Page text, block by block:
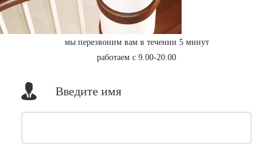
мы перезвоним вам в течении 5 минут
работаем с 9.00-20.00
Введите имя